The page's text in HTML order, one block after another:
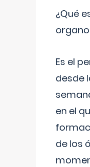
¿Qué
Es el
desde
en el
de los